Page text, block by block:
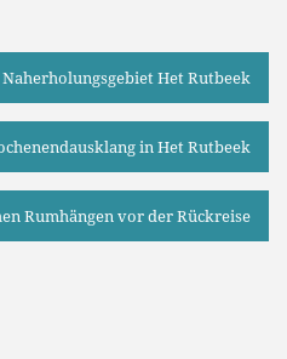
Naherholungsgebiet Het Rutbeek
in Het Rutbeek
Rumhängen vor der Rückreise